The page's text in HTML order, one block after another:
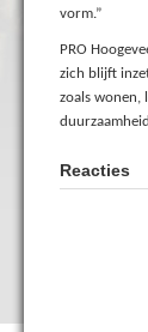
vorm.”
PRO
zich blijft
zoals wonen,
Reacties